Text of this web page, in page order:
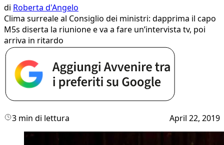
di Roberta d'Angelo
Clima surreale al Consiglio dei ministri: dapprima il capo
M5s diserta la riunione e va a fare un’intervista tv, poi
arriva in ritardo
3 min di lettura April 22, 2019